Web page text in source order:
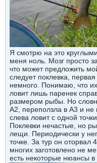
Я смотрю на это
меня ноль. Мозг просто
что может предложить
следует поклевка,
немного. Понимаю, что
ловит лишь паренек
размером рыбы. Но
А2, переползла в А3 и не
слева ловит с одной
Поклевки нечастые, но
лещи. Периодически у
точке. За тур он оторвал
многих заготовлено не
есть некоторые нюансы